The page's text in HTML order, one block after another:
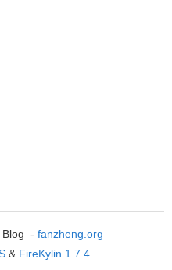
Blog - fanzheng.org
& FireKylin 1.7.4